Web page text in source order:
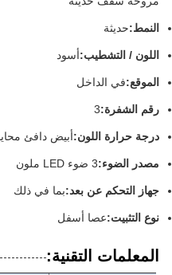
النمط:حديثة
اللون / التشطيب:أسود
الموقع:في الداخل
رقم الشفرة:3
درجة حرارة اللون:أبيض دافئ محايد
مصدر الضوء:3 ضوء LED ملون
جهاز التحكم عن بعد:بما في ذلك
نوع التثبيت:عصا أسفل
المعلمات التقنية: